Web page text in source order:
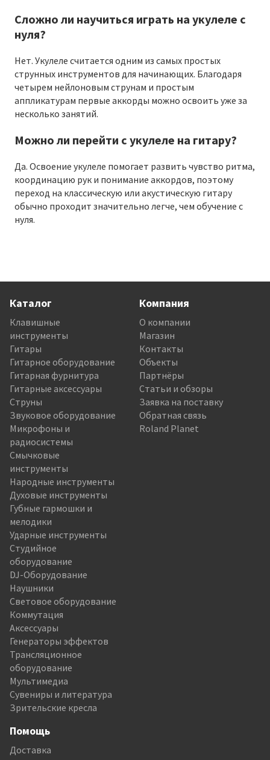
Сложно ли научиться играть на укулеле с
нуля?
Нет. Укулеле считается одним из самых простых
струнных инструментов для начинающих. Благодаря
четырем нейлоновым струнам и простым
аппликатурам первые аккорды можно освоить уже за
несколько занятий.
Можно ли перейти с укулеле на гитару?
Да. Освоение укулеле помогает развить чувство ритма,
координацию рук и понимание аккордов, поэтому
переход на классическую или акустическую гитару
обычно проходит значительно легче, чем обучение с
нуля.
Каталог
Клавишные
инструменты
Гитары
Гитарное оборудование
Гитарная фурнитура
Гитарные аксессуары
Струны
Звуковое оборудование
Микрофоны и
радиосистемы
Смычковые
инструменты
Народные инструменты
Духовые инструменты
Губные гармошки и
мелодики
Ударные инструменты
Студийное
оборудование
DJ-Оборудование
Наушники
Световое оборудование
Коммутация
Аксессуары
Генераторы эффектов
Трансляционное
оборудование
Мультимедиа
Сувениры и литература
Зрительские кресла
Компания
О компании
Магазин
Контакты
Объекты
Партнёры
Статьи и обзоры
Заявка на поставку
Обратная связь
Roland Planet
Помощь
Доставка